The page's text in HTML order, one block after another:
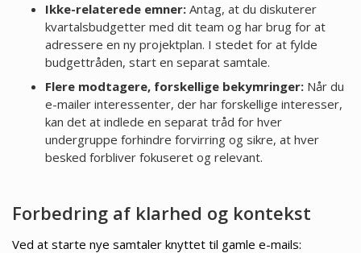
Ikke-relaterede emner:Antag, at du diskuterer
kvartalsbudgetter med dit team og har brug for at
adressere en ny projektplan. I stedet for at fylde
budgettråden, start en separat samtale.
Flere modtagere, forskellige bekymringer:Når du
e-mailer interessenter, der har forskellige interesser,
kan det at indlede en separat tråd for hver
undergruppe forhindre forvirring og sikre, at hver
besked forbliver fokuseret og relevant.
Forbedring af klarhed og kontekst
Ved at starte nye samtaler knyttet til gamle e-mails: